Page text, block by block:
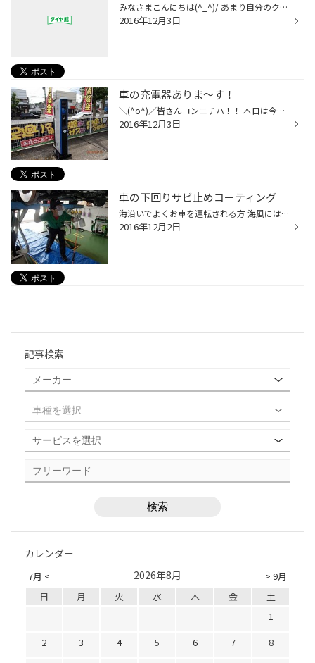
みなさまこんにちは(^_^)/ あまり自分のクルマの下回りを見ないと思いますが、結構錆びてます(+o+) 気になるお客様はご一緒に見てみましょう！ おクルマをリフトアップいたします(^_-)-☆ スタッフまでお声かけくださいm(__)m
2016年12月3日
車の充電器ありま～す！
＼(^o^)／皆さんコンニチハ！！ 本日は今流行り電気自動車が来店されましたｷﾀ━━━━o(*´∀`)○━━━━━!!！ そうです！当店には充電器が有ります（＾◇＾） 最近はだいぶ普及して来ましたがまだまだ少ないのが現状(-_-;) 横須賀で充電に困ったら是非ご来店下さい＼(^o^)／ （スタッフにお声掛け下さい）
2016年12月3日
車の下回りサビ止めコーティング
海沿いでよくお車を運転される方 海風には塩分が多く含まれているので 特に車の下回りなどがサビやすくなります(o^^o)/ チーフにお願いして私の車も防錆コーティングしてもらいました～♪♬♫ 下回りは所々サビてる～マフラー辺りは特にサビサビ～(*ﾟ0ﾟ)ﾊｯ 冬場はよくスノボをする為、雪山に行くので冬...
2016年12月2日
記事検索
カレンダー
7月 < > 9月
2026年8月
日 月 火 水 木 金
土
1
2
3 4 5 6 7
8